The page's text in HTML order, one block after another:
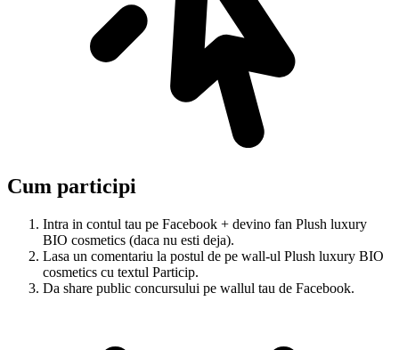
Cum participi
Intra in contul tau pe Facebook + devino fan Plush luxury
BIO cosmetics (daca nu esti deja).
Lasa un comentariu la postul de pe wall-ul Plush luxury BIO
cosmetics cu textul Particip.
Da share public concursului pe wallul tau de Facebook.